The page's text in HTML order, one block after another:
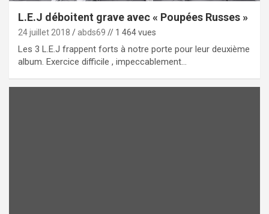
L.E.J déboitent grave avec « Poupées Russes »
24 juillet 2018 abds69 // 1 464 vues
Les 3 L.E.J frappent forts à notre porte pour leur deuxième
album. Exercice difficile , impeccablement…